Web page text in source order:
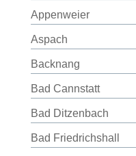
Appenweier
Aspach
Backnang
Bad Cannstatt
Bad Ditzenbach
Bad Friedrichshall